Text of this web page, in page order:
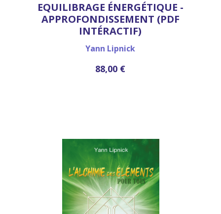
EQUILIBRAGE ÉNERGÉTIQUE -
APPROFONDISSEMENT (PDF
INTÉRACTIF)
Yann Lipnick
88,00 €